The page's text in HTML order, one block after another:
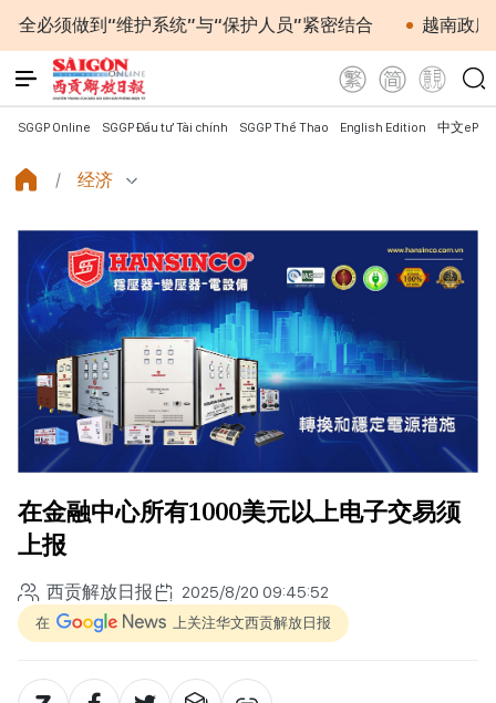
到“维护系统”与“保护人员”紧密结合 越南政府总理黎明
SGGP Online SGGP Đầu tư Tài chính SGGP Thể Thao English Edition 中文
经济
在金融中心所有1000美元以上电子交易须
上报
西贡解放日报 2025/8/20 09:45:52
在 上关注华文西贡解放日报